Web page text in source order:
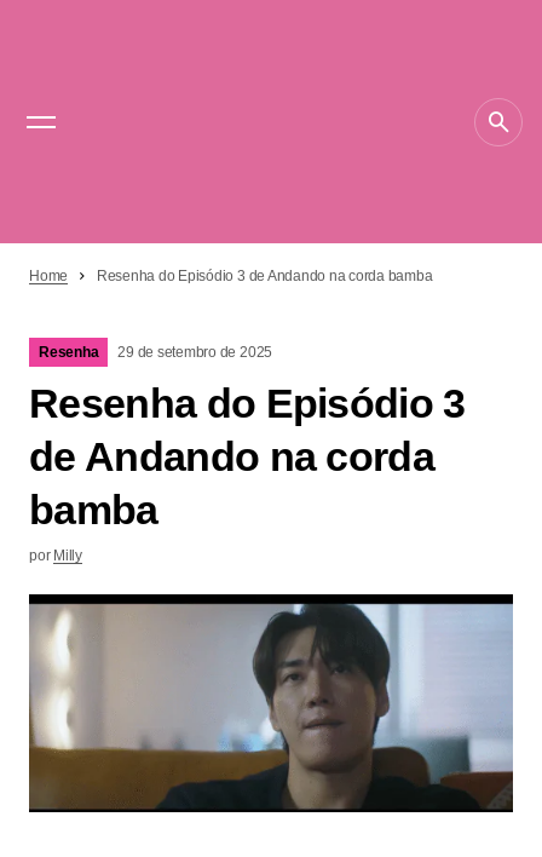
Home Resenha do Episódio 3 de Andando na corda bamba
Resenha 29 de setembro de 2025
Resenha do Episódio 3
de Andando na corda
bamba
por Milly